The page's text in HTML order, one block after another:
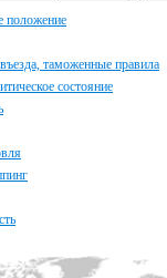
положение
таможенные правила
состояние